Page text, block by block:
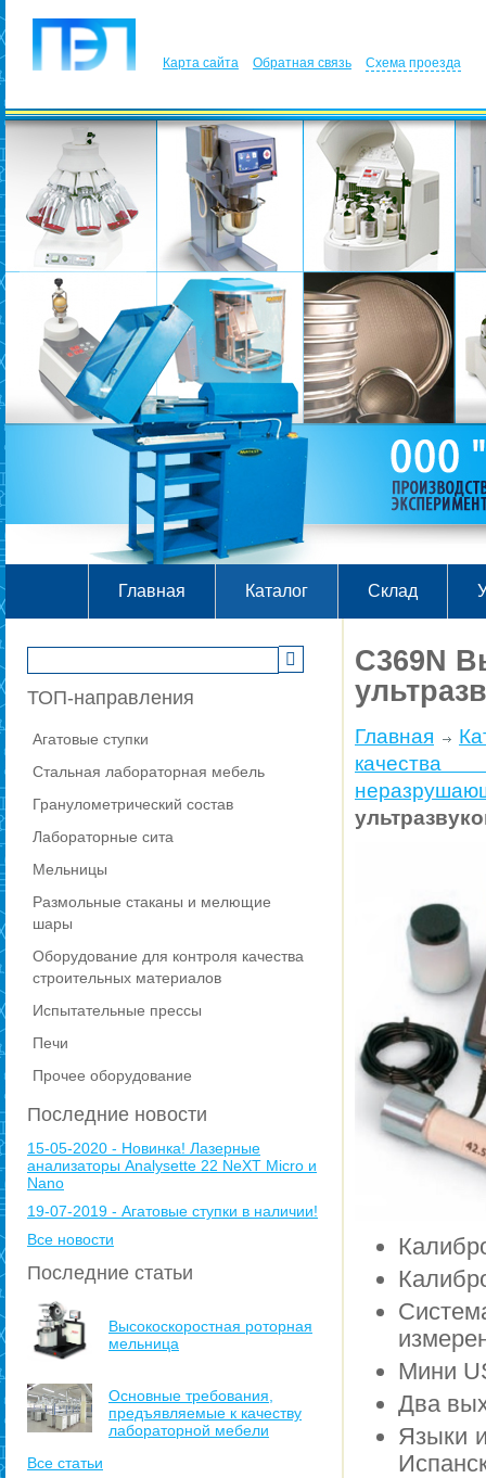
Карта сайта Обратная связь Схема проезда
Главная Каталог Склад
ТОП-направления
Агатовые ступки
Стальная лабораторная мебель
Гранулометрический состав
Лабораторные сита
Мельницы
Размольные стаканы и мелющие
шары
Оборудование для контроля качества
строительных материалов
Испытательные прессы
Печи
Прочее оборудование
Последние новости
15-05-2020 - Новинка! Лазерные
анализаторы Analysette 22 NeXT Micro и
Nano
19-07-2019 - Агатовые ступки в наличии!
Все новости
Последние статьи
Высокоскоростная роторная
мельница
Основные требования,
предъявляемые к качеству
лабораторной мебели
Все статьи
C369N
Главная
Мини
Два
Языки